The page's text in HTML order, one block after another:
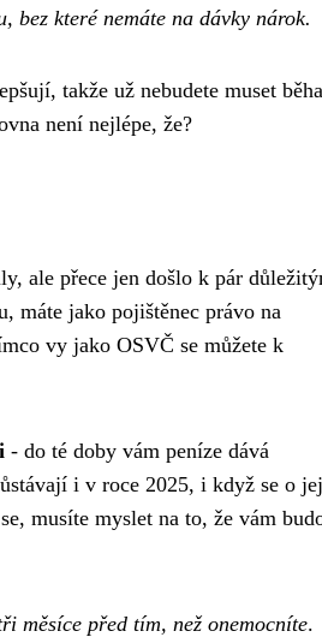
bez které nemáte na dávky nárok.
takže už nebudete muset
není nejlépe, že?
ale přece jen došlo k pár
máte jako pojištěnec právo na
vy jako OSVČ se můžete k
- do té doby vám peníze dává
i v roce 2025, i když se o
musíte myslet na to, že vám
měsíce před tím, než onemocníte.